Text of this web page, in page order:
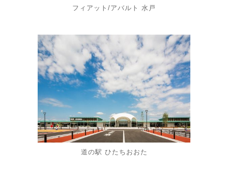
フィアット/アバルト 水戸
道の駅 ひたちおおた